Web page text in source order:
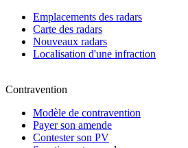
Emplacements des radars
Carte des radars
Nouveaux radars
Localisation d'une infraction
Contravention
Modèle de contravention
Payer son amende
Contester son PV